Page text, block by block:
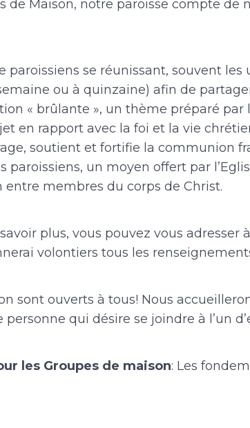
de Maison, notre paroisse compte de
paroissiens se réunissant, souvent les
ou à quinzaine) afin de
« brûlante », un thème préparé par
en rapport avec la foi et la vie
soutient et fortifie la communion
paroissiens, un moyen offert par
membres du corps de Christ.
plus, vous pouvez vous adresser
volontiers tous les
sont ouverts à tous! Nous
qui désire se joindre à l’un
les Groupes de maison: Les